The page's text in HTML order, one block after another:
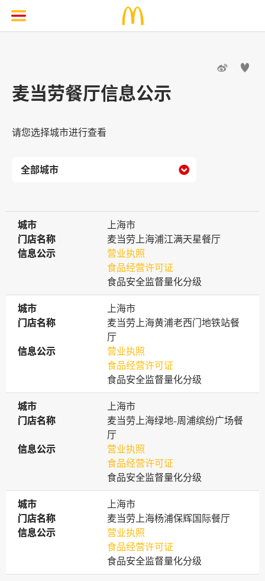
 
麦当劳餐厅信息公示
请您选择城市进行查看

城市
城市
上海市
门店名称
门店名称
麦当劳上海浦江满天星餐厅
信息公示
信息公示
营业执照
食品经营许可证
食品安全监督量化分级
城市
城市
上海市
门店名称
门店名称
麦当劳上海黄浦老西门地铁站餐
厅
信息公示
信息公示
营业执照
食品经营许可证
食品安全监督量化分级
城市
城市
上海市
门店名称
门店名称
麦当劳上海绿地-周浦缤纷广场餐
厅
信息公示
信息公示
营业执照
食品经营许可证
食品安全监督量化分级
城市
城市
上海市
门店名称
门店名称
麦当劳上海杨浦保辉国际餐厅
信息公示
信息公示
营业执照
食品经营许可证
食品安全监督量化分级